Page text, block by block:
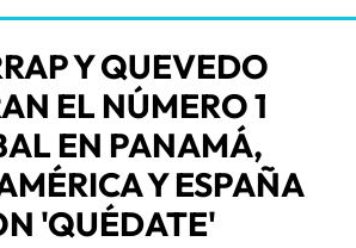
Y QUEVEDO
EL NÚMERO 1
EN PANAMÁ,
Y ESPAÑA
'QUÉDATE'